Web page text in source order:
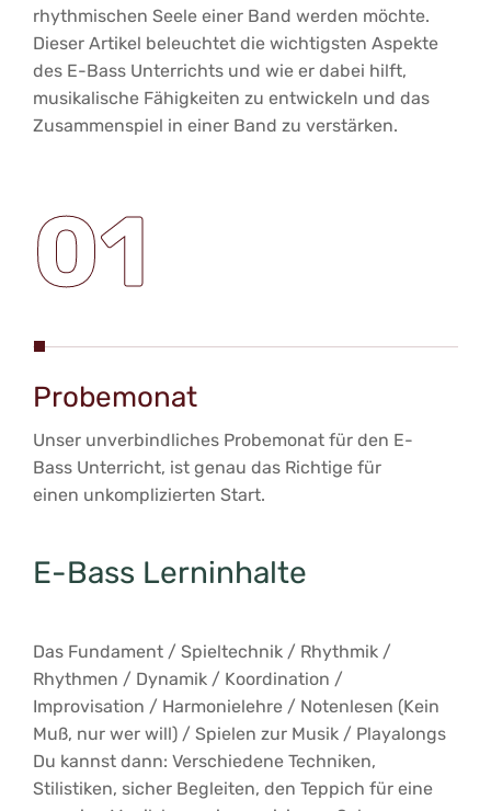
rhythmischen Seele einer Band werden möchte.
Dieser Artikel beleuchtet die wichtigsten Aspekte
des E-Bass Unterrichts und wie er dabei hilft,
musikalische Fähigkeiten zu entwickeln und das
Zusammenspiel in einer Band zu verstärken.
01
Probemonat
Unser unverbindliches Probemonat für den E-
Bass Unterricht, ist genau das Richtige für
einen unkomplizierten Start.
E-Bass Lerninhalte
Das Fundament / Spieltechnik / Rhythmik /
Rhythmen / Dynamik / Koordination /
Improvisation / Harmonielehre / Notenlesen (Kein
Muß, nur wer will) / Spielen zur Musik / Playalongs
Du kannst dann: Verschiedene Techniken,
Stilistiken, sicher Begleiten, den Teppich für eine